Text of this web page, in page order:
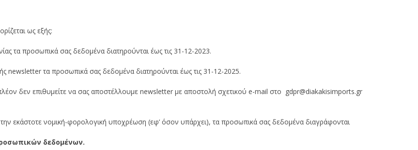
ως εξής:
τα προσωπικά σας δεδομένα διατηρούνται έως τις 31-12-2023.
newsletter τα προσωπικά σας δεδομένα διατηρούνται έως τις 31-12-2025.
δεν επιθυμείτε να σας αποστέλλουμε newsletter με αποστολή σχετικού e-mail στο gdpr@diakakisimports.gr
εκάστοτε νομική-φορολογική υποχρέωση (εφ’ όσον υπάρχει), τα προσωπικά σας δεδομένα διαγράφονται
δεδομένων.